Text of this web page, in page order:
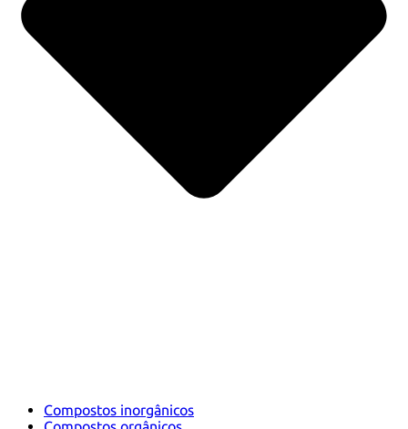
Compostos inorgânicos